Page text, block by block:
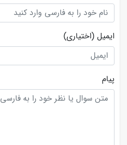
ایمیل (اختیاری)
پیام